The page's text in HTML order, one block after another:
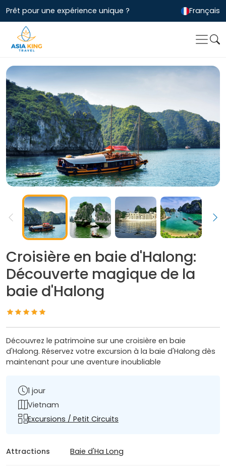
Prêt pour une expérience unique ? Français
Croisière en baie d'Halong:
Découverte magique de la
baie d'Halong
Découvrez le patrimoine sur une croisière en baie
d'Halong. Réservez votre excursion à la baie d'Halong dès
maintenant pour une aventure inoubliable
1 jour
Vietnam
Excursions / Petit Circuits
Attractions Baie d'Ha Long